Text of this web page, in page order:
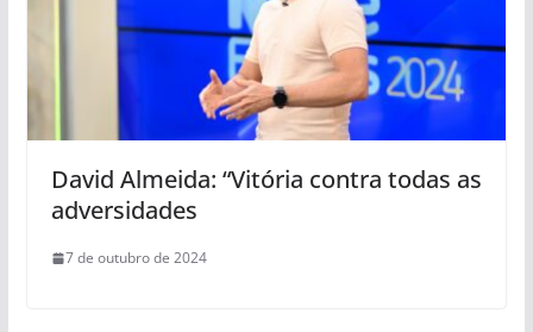
David Almeida: “Vitória contra todas as
adversidades
7 de outubro de 2024